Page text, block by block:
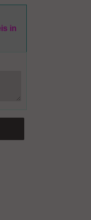
in